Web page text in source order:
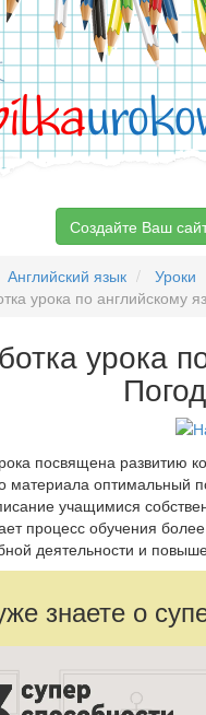
Создайте Ваш
Английский язык
Уроки
урока по английскому
урока
посвящена развитию
оптимальный
учащимися
процесс обучения
деятельности и
знаете о